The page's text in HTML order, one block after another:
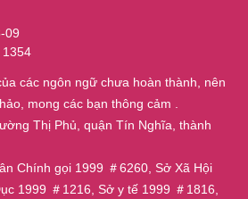
09
1354
các ngôn ngữ chưa hoàn thành, nên
mong các bạn thông cảm .
Thị Phủ, quận Tín Nghĩa, thành
Chính gọi 1999 ＃6260, Sở Xã Hội
1999 ＃1216, Sở y tế 1999 ＃1816,